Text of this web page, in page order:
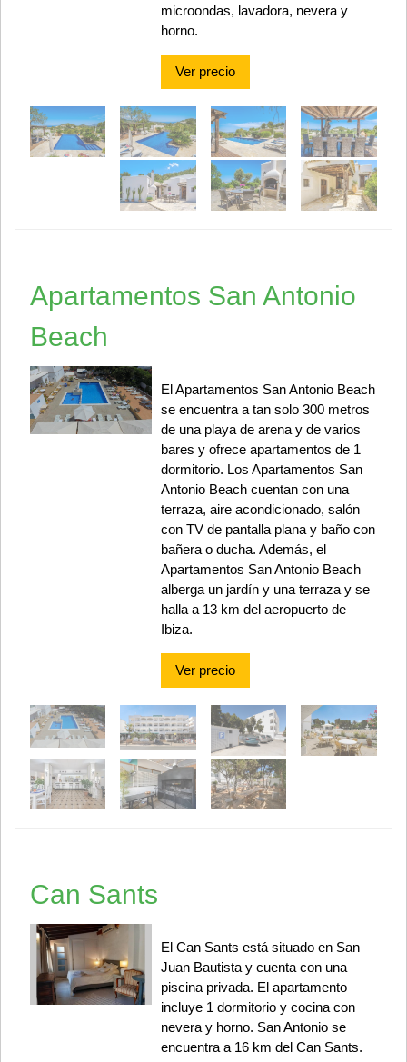
microondas, lavadora, nevera y
horno.
Ver precio
Apartamentos San Antonio
Beach
El Apartamentos San Antonio Beach
se encuentra a tan solo 300 metros
de una playa de arena y de varios
bares y ofrece apartamentos de 1
dormitorio. Los Apartamentos San
Antonio Beach cuentan con una
terraza, aire acondicionado, salón
con TV de pantalla plana y baño con
bañera o ducha. Además, el
Apartamentos San Antonio Beach
alberga un jardín y una terraza y se
halla a 13 km del aeropuerto de
Ibiza.
Ver precio
Can Sants
El Can Sants está situado en San
Juan Bautista y cuenta con una
piscina privada. El apartamento
incluye 1 dormitorio y cocina con
nevera y horno. San Antonio se
encuentra a 16 km del Can Sants.